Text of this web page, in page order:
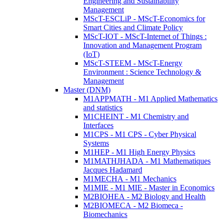
Management
MScT-ESCLiP - MScT-Economics for
Smart Cities and Climate Policy
MScT-IOT - MScT-Internet of Things :
Innovation and Management Program
(IoT)
MScT-STEEM - MScT-Energy
Environment : Science Technology &
Management
Master (DNM)
M1APPMATH - M1 Applied Mathematics
and statistics
M1CHEINT - M1 Chemistry and
Interfaces
M1CPS - M1 CPS - Cyber Physical
Systems
M1HEP - M1 High Energy Physics
M1MATHJHADA - M1 Mathematiques
Jacques Hadamard
M1MECHA - M1 Mechanics
M1MIE - M1 MIE - Master in Economics
M2BIOHEA - M2 Biology and Health
M2BIOMECA - M2 Biomeca -
Biomechanics